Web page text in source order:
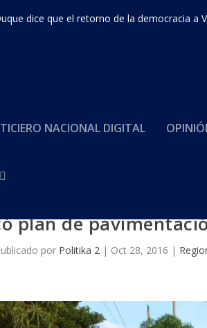
dice que el retorno de la democracia a
NACIONAL DIGITAL
plan de
por Politika 2| Oct 28, 2016 |